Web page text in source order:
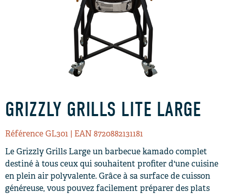
GRIZZLY GRILLS LITE LARGE
Référence GL301 | EAN 8720882131181
Le Grizzly Grills Large un barbecue kamado complet
destiné à tous ceux qui souhaitent profiter d'une cuisine
en plein air polyvalente. Grâce à sa surface de cuisson
généreuse, vous pouvez facilement préparer des plats